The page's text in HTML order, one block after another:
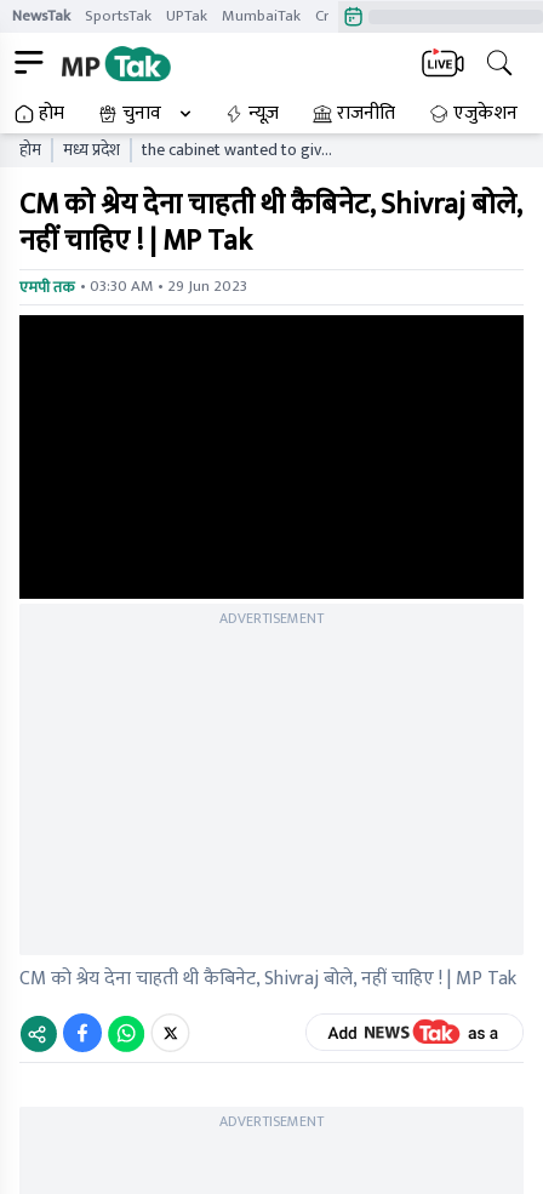
NewsTak SportsTak UPTak MumbaiTak CrimeTak
होम चुनाव न्यूज़ राजनीति एजुकेशन
होम मध्य प्रदेश
the cabinet wanted to give
it is not needed
CM को श्रेय देना चाहती थी कैबिनेट, Shivraj बोले,
नहीं चाहिए ! | MP Tak
एमपी तक • 03:30 AM • 29 Jun 2023
ADVERTISEMENT
CM को श्रेय देना चाहती थी कैबिनेट, Shivraj बोले, नहीं चाहिए ! | MP Tak
ADVERTISEMENT